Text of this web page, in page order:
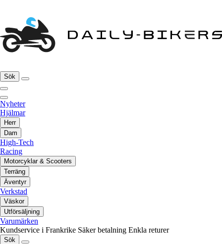
Sök
Nyheter
Hjälmar
Herr
Dam
High-Tech
Racing
Motorcyklar & Scooters
Terräng
Äventyr
Verkstad
Väskor
Utförsäljning
Varumärken
Kundservice i Frankrike Säker betalning Enkla returer
Sök